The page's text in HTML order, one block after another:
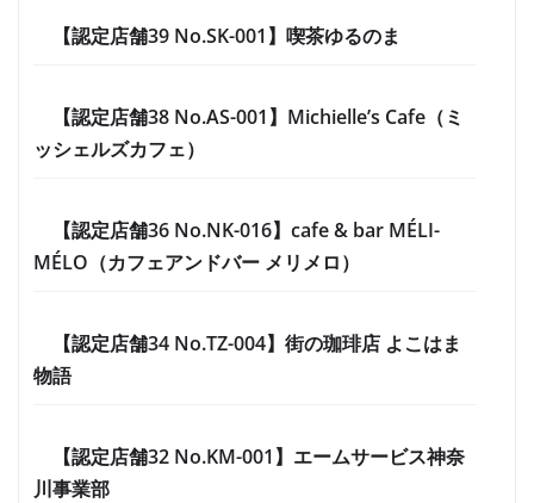
【認定店舗39 No.SK-001】喫茶ゆるのま
【認定店舗38 No.AS-001】Michielle’s Cafe（ミ
ッシェルズカフェ）
【認定店舗36 No.NK-016】cafe & bar MÉLI-
MÉLO（カフェアンドバー メリメロ）
【認定店舗34 No.TZ-004】街の珈琲店 よこはま
物語
【認定店舗32 No.KM-001】エームサービス神奈
川事業部